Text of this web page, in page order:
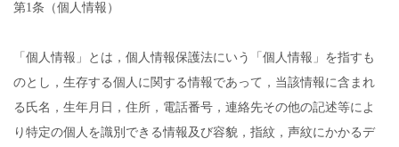
第1条（個人情報）
「個人情報」とは，個人情報保護法にいう「個人情報」を指すも
のとし，生存する個人に関する情報であって，当該情報に含まれ
る氏名，生年月日，住所，電話番号，連絡先その他の記述等によ
り特定の個人を識別できる情報及び容貌，指紋，声紋にかかるデ